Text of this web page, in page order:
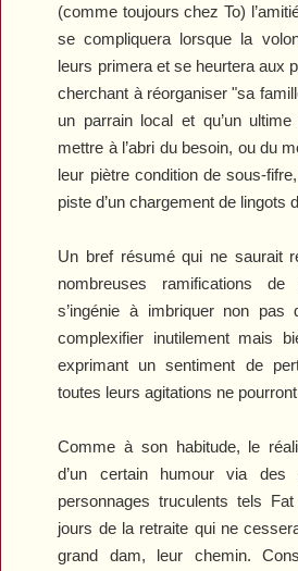
(comme toujours chez To)
se compliquera lorsque la
leurs primera et se heurtera aux
cherchant à réorganiser "sa
un parrain local et qu’un
mettre à l’abri du besoin, ou du
leur piètre condition de sous-
piste d’un chargement de lingots
Un bref résumé qui ne saurait
nombreuses ramifications de
s’ingénie à imbriquer non
complexifier inutilement mais
exprimant un sentiment de
toutes leurs agitations ne
Comme à son habitude, le
d’un certain humour via des
personnages truculents tels
jours de la retraite qui ne
grand dam, leur chemin.